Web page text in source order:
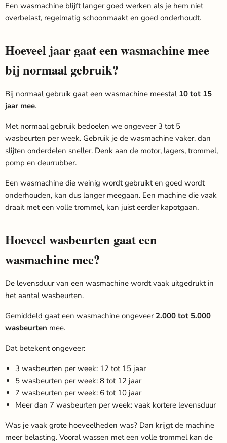
Een wasmachine blijft langer goed werken als je hem niet
overbelast, regelmatig schoonmaakt en goed onderhoudt.
Hoeveel jaar gaat een wasmachine mee
bij normaal gebruik?
Bij normaal gebruik gaat een wasmachine meestal 10 tot 15
jaar mee.
Met normaal gebruik bedoelen we ongeveer 3 tot 5
wasbeurten per week. Gebruik je de wasmachine vaker, dan
slijten onderdelen sneller. Denk aan de motor, lagers, trommel,
pomp en deurrubber.
Een wasmachine die weinig wordt gebruikt en goed wordt
onderhouden, kan dus langer meegaan. Een machine die vaak
draait met een volle trommel, kan juist eerder kapotgaan.
Hoeveel wasbeurten gaat een
wasmachine mee?
De levensduur van een wasmachine wordt vaak uitgedrukt in
het aantal wasbeurten.
Gemiddeld gaat een wasmachine ongeveer 2.000 tot 5.000
wasbeurten mee.
Dat betekent ongeveer:
3 wasbeurten per week: 12 tot 15 jaar
5 wasbeurten per week: 8 tot 12 jaar
7 wasbeurten per week: 6 tot 10 jaar
Meer dan 7 wasbeurten per week: vaak kortere levensduur
Was je vaak grote hoeveelheden was? Dan krijgt de machine
meer belasting. Vooral wassen met een volle trommel kan de